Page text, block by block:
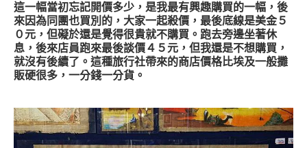
這一幅當初忘記開價多少，是我最有興趣購買的一幅，後
來因為同團也買別的，大家一起殺價，最後底線是美金５
０元，但礙於還是覺得很貴就不購買。跑去旁邊坐著休
息，後來店員跑來最後談價４５元，但我還是不想購買，
就沒有後續了。這種旅行社帶來的商店價格比埃及一般攤
販硬很多，一分錢一分貨。